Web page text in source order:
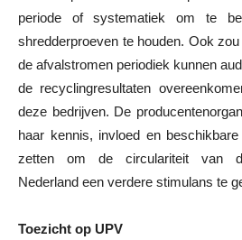
periode of systematiek om te
shredderproeven te houden. Ook
de afvalstromen periodiek kunnen
de recyclingresultaten
deze bedrijven. De
haar kennis, invloed en
zetten om de circulariteit van
Nederland een verdere stimulans te
Toezicht op UPV